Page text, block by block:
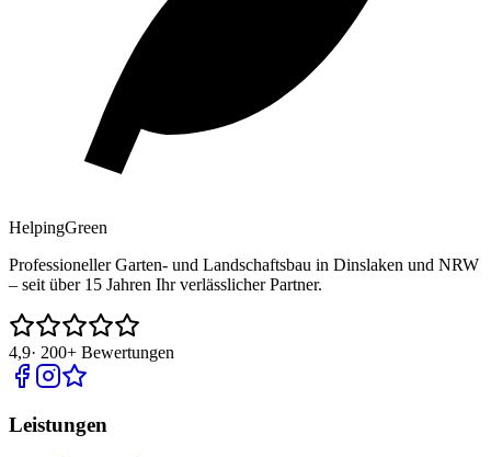
HelpingGreen
Professioneller Garten- und Landschaftsbau in Dinslaken und NRW
– seit über 15 Jahren Ihr verlässlicher Partner.
4,9· 200+ Bewertungen
Leistungen